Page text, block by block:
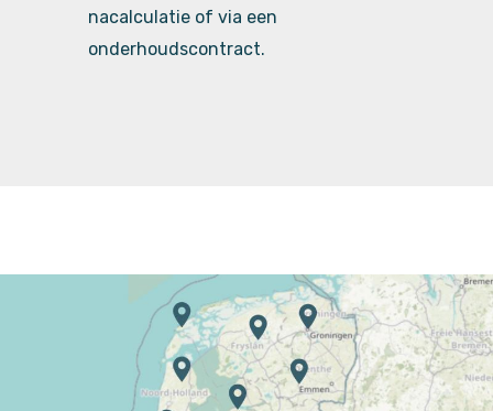
nacalculatie of via een
onderhoudscontract.